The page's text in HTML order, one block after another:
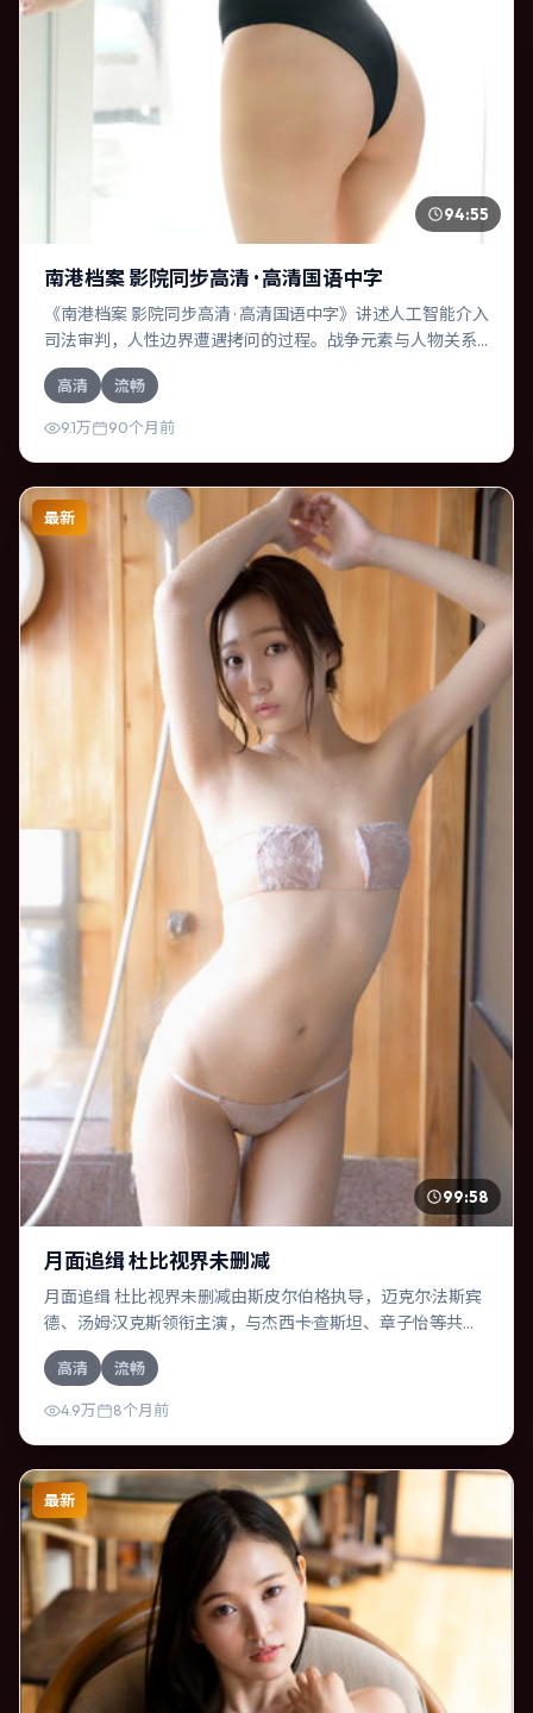
94:55
南港档案 影院同步高清 · 高清国语中字
《南港档案 影院同步高清 · 高清国语中字》讲述人工智能介入
司法审判，人性边界遭遇拷问的过程。战争元素与人物关系
相互咬合，沈腾、黄政民的对手戏尤为出彩。导演林超贤善
于在长镜头中积蓄张力，本片亦在俄罗斯实地取景，增强真
实质感。
高清 流畅
9.1万 90个月前
最新
99:58
月面追缉 杜比视界未删减
月面追缉 杜比视界未删减由斯皮尔伯格执导，迈克尔·法斯宾
德、汤姆·汉克斯领衔主演，与杰西卡·查斯坦、章子怡等共同
演绎。本片为传记类型，主要班底与取景来自中国大陆。一
次跨国行动在暴雨夜失控，信任瞬间崩塌。影片整体气质明
快，节奏紧凑，人物动机清晰，适合喜欢强情节与细腻表演
高清 流畅
4.9万 8个月前
最新